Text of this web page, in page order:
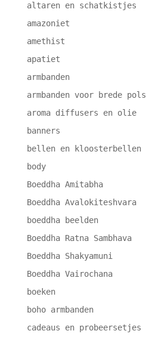
altaren en schatkistjes
amazoniet
amethist
apatiet
armbanden
armbanden voor brede pols
aroma diffusers en olie
banners
bellen en kloosterbellen
body
Boeddha Amitabha
Boeddha Avalokiteshvara
boeddha beelden
Boeddha Ratna Sambhava
Boeddha Shakyamuni
Boeddha Vairochana
boeken
boho armbanden
cadeaus en probeersetjes